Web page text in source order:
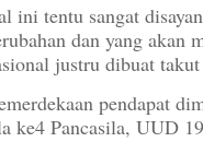
ini tentu sangat
dan yang akan
justru dibuat
pendapat
ke4 Pancasila, UUD